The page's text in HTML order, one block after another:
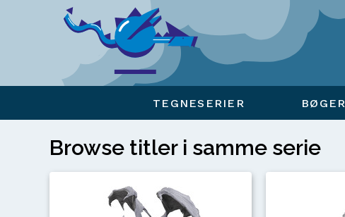
TEGNESERIER BØGER
Browse titler i samme serie
Viser overlay for indkøbskurv